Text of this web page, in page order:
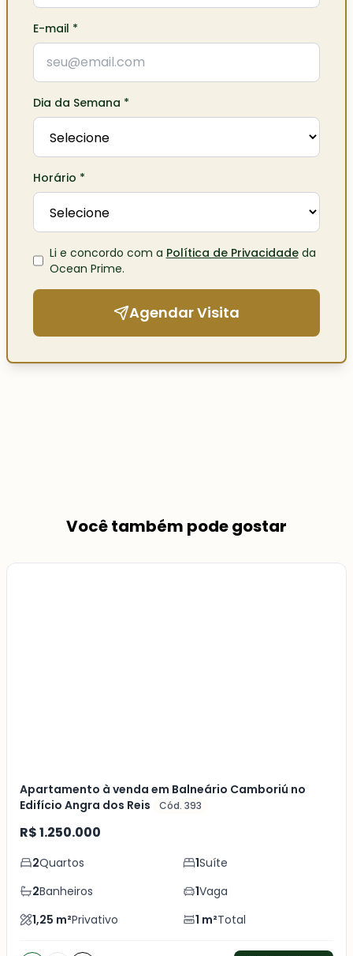
E-mail *
Dia da Semana *
Horário *
Li e concordo com a Política de Privacidadeda
Ocean Prime.
Agendar Visita
Você também pode gostar
Apartamento à venda em Balneário Camboriú no
Edifício Angra dos Reis
Cód. 393
R$ 1.250.000
2Quartos 1Suíte
2Banheiros 1Vaga
1,25 m²Privativo 1 m²Total